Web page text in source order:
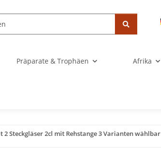
Präparate & Trophäen Afrika
2 Steckgläser 2cl mit Rehstange 3 Varianten wählbar